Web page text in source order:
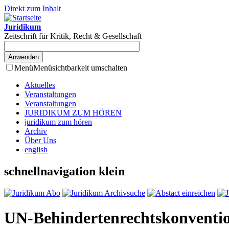
Direkt zum Inhalt
Juridikum
Zeitschrift für Kritik, Recht & Gesellschaft
MenüMenüsichtbarkeit umschalten
Aktuelles
Veranstaltungen
Veranstaltungen
JURIDIKUM ZUM HÖREN
juridikum zum hören
Archiv
Über Uns
english
schnellnavigation klein
UN-